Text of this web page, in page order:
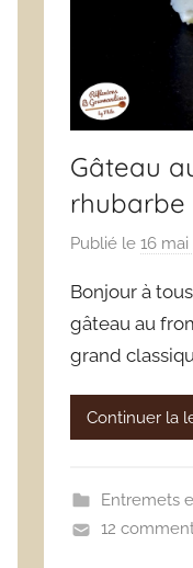
Gâteau
rhubarbe
Publié le16 mai
Bonjour à
gâteau au
grand
Continuer la
Entremets
12